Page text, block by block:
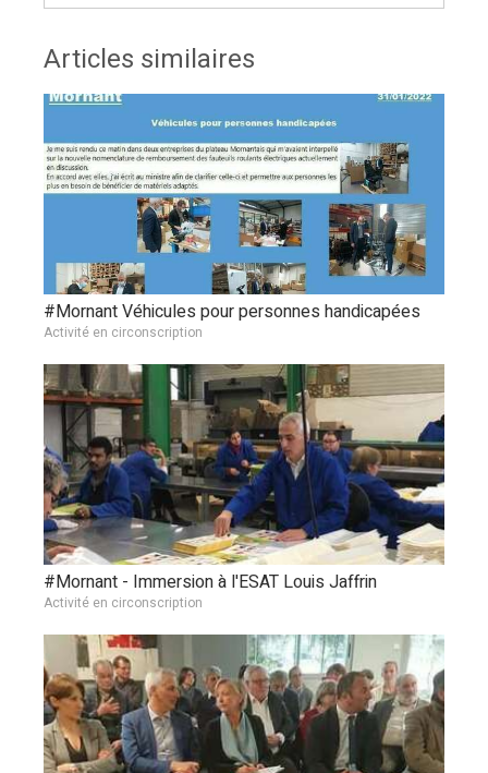
Articles similaires
#Mornant Véhicules pour personnes handicapées
Activité en circonscription
#Mornant - Immersion à l'ESAT Louis Jaffrin
Activité en circonscription